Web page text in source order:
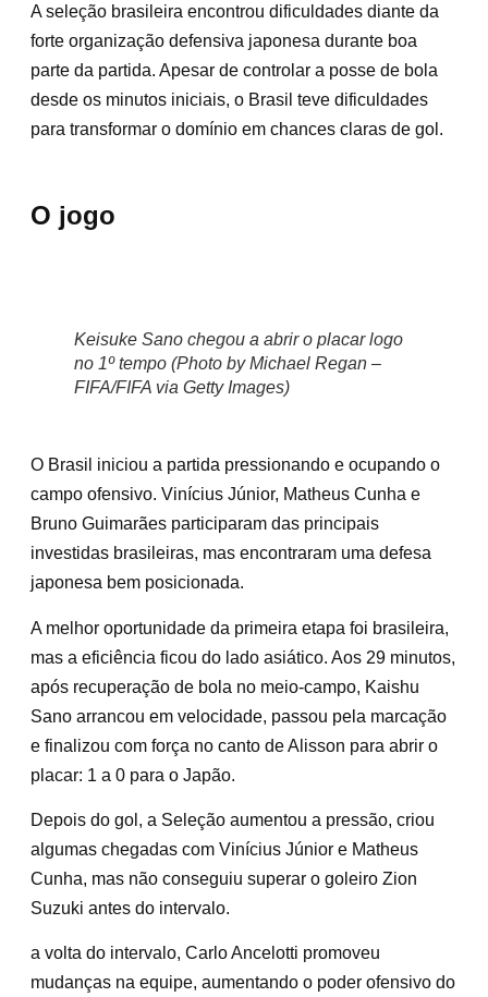
A seleção brasileira encontrou dificuldades diante da
forte organização defensiva japonesa durante boa
parte da partida. Apesar de controlar a posse de bola
desde os minutos iniciais, o Brasil teve dificuldades
para transformar o domínio em chances claras de gol.
O jogo
Keisuke Sano chegou a abrir o placar logo
no 1º tempo (Photo by Michael Regan –
FIFA/FIFA via Getty Images)
O Brasil iniciou a partida pressionando e ocupando o
campo ofensivo. Vinícius Júnior, Matheus Cunha e
Bruno Guimarães participaram das principais
investidas brasileiras, mas encontraram uma defesa
japonesa bem posicionada.
A melhor oportunidade da primeira etapa foi brasileira,
mas a eficiência ficou do lado asiático. Aos 29 minutos,
após recuperação de bola no meio-campo, Kaishu
Sano arrancou em velocidade, passou pela marcação
e finalizou com força no canto de Alisson para abrir o
placar: 1 a 0 para o Japão.
Depois do gol, a Seleção aumentou a pressão, criou
algumas chegadas com Vinícius Júnior e Matheus
Cunha, mas não conseguiu superar o goleiro Zion
Suzuki antes do intervalo.
a volta do intervalo, Carlo Ancelotti promoveu
mudanças na equipe, aumentando o poder ofensivo do